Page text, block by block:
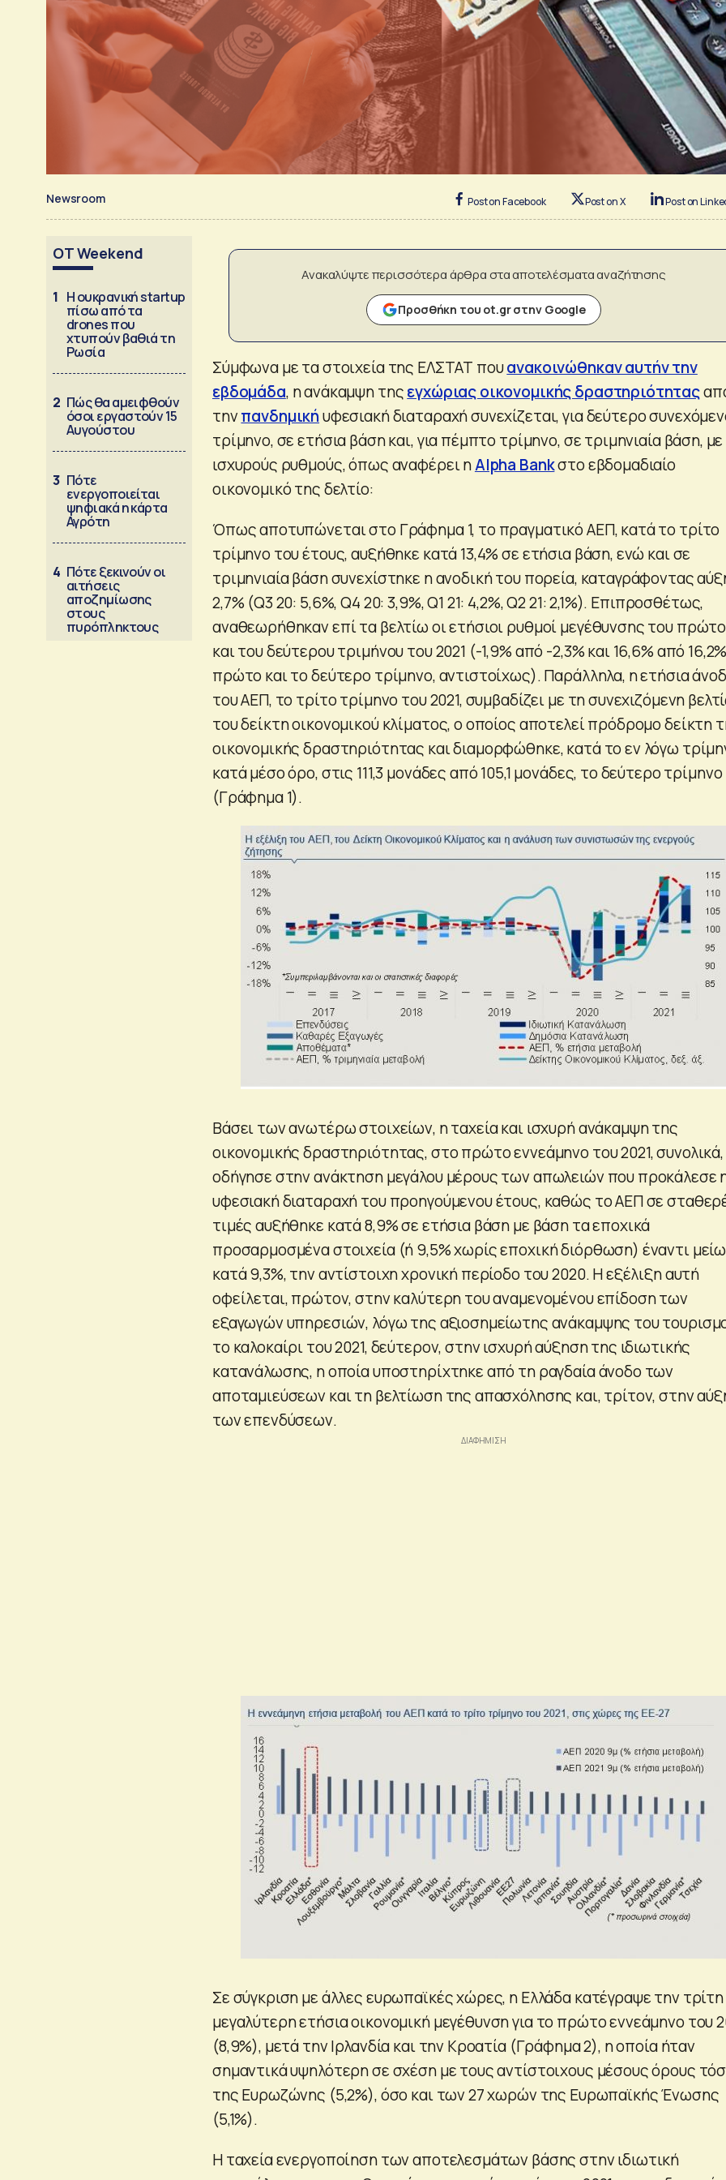
Newsroom Post on Facebook Post on X Post on
OT Weekend
1 Η ουκρανική startup
πίσω από τα
drones που
χτυπούν βαθιά τη
Ρωσία
2 Πώς θα αμειφθούν
όσοι εργαστούν 15
Αυγούστου
3 Πότε
ενεργοποιείται
ψηφιακά η κάρτα
Αγρότη
4 Πότε ξεκινούν οι
αιτήσεις
αποζημίωσης
στους
πυρόπληκτους
Ανακαλύψτε περισσότερα άρθρα στα αποτελέσματα αναζήτησης
Προσθήκη του ot.gr στην Google
Σύμφωνα με τα στοιχεία της ΕΛΣΤΑΤ πουανακοινώθηκαν αυτήν την
εβδομάδα, η ανάκαμψη τηςεγχώριας οικονομικής δραστηριότητας
τηνπανδημικήυφεσιακή διαταραχή συνεχίζεται, για δεύτερο
τρίμηνο, σε ετήσια βάση και, για πέμπτο τρίμηνο, σε τριμηνιαία βάση, με
ισχυρούς ρυθμούς, όπως αναφέρει ηAlpha Bankστο εβδομαδιαίο
οικονομικό της δελτίο:
Όπως αποτυπώνεται στο Γράφημα 1, το πραγματικό ΑΕΠ, κατά το τρίτο
τρίμηνο του έτους, αυξήθηκε κατά 13,4% σε ετήσια βάση, ενώ και σε
τριμηνιαία βάση συνεχίστηκε η ανοδική του πορεία, καταγράφοντας
2,7% (Q3 20: 5,6%, Q4 20: 3,9%, Q1 21: 4,2%, Q2 21: 2,1%). Επιπροσθέτως,
αναθεωρήθηκαν επί τα βελτίω οι ετήσιοι ρυθμοί μεγέθυνσης του
και του δεύτερου τριμήνου του 2021 (-1,9% από -2,3% και 16,6% από
πρώτο και το δεύτερο τρίμηνο, αντιστοίχως). Παράλληλα, η ετήσια
του ΑΕΠ, το τρίτο τρίμηνο του 2021, συμβαδίζει με τη συνεχιζόμενη
του δείκτη οικονομικού κλίματος, ο οποίος αποτελεί πρόδρομο δείκτη
οικονομικής δραστηριότητας και διαμορφώθηκε, κατά το εν λόγω
κατά μέσο όρο, στις 111,3 μονάδες από 105,1 μονάδες, το δεύτερο τρίμηνο
(Γράφημα 1).
Βάσει των ανωτέρω στοιχείων, η ταχεία και ισχυρή ανάκαμψη της
οικονομικής δραστηριότητας, στο πρώτο εννεάμηνο του 2021, συνολικά,
οδήγησε στην ανάκτηση μεγάλου μέρους των απωλειών που προκάλεσε
υφεσιακή διαταραχή του προηγούμενου έτους, καθώς το ΑΕΠ σε
τιμές αυξήθηκε κατά 8,9% σε ετήσια βάση με βάση τα εποχικά
προσαρμοσμένα στοιχεία (ή 9,5% χωρίς εποχική διόρθωση) έναντι
κατά 9,3%, την αντίστοιχη χρονική περίοδο του 2020. Η εξέλιξη αυτή
οφείλεται, πρώτον, στην καλύτερη του αναμενομένου επίδοση των
εξαγωγών υπηρεσιών, λόγω της αξιοσημείωτης ανάκαμψης του
το καλοκαίρι του 2021, δεύτερον, στην ισχυρή αύξηση της ιδιωτικής
κατανάλωσης, η οποία υποστηρίχτηκε από τη ραγδαία άνοδο των
αποταμιεύσεων και τη βελτίωση της απασχόλησης και, τρίτον, στην
των επενδύσεων.
Σε σύγκριση με άλλες ευρωπαϊκές χώρες, η Ελλάδα κατέγραψε την τρίτη
μεγαλύτερη ετήσια οικονομική μεγέθυνση για το πρώτο εννεάμηνο του
(8,9%), μετά την Ιρλανδία και την Κροατία (Γράφημα 2), η οποία ήταν
σημαντικά υψηλότερη σε σχέση με τους αντίστοιχους μέσους όρους
της Ευρωζώνης (5,2%), όσο και των 27 χωρών της Ευρωπαϊκής Ένωσης
(5,1%).
Η ταχεία ενεργοποίηση των αποτελεσμάτων βάσης στην ιδιωτική